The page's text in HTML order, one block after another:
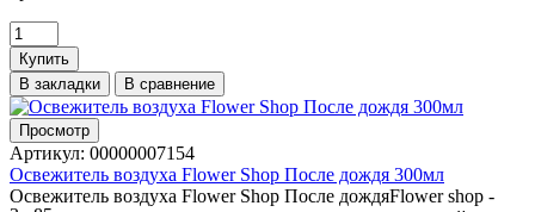
Купить
В закладки
В сравнение
Просмотр
Артикул: 00000007154
Освежитель воздуха Flower Shop После дождя 300мл
Освежитель воздуха Flower Shop После дождяFlower shop -